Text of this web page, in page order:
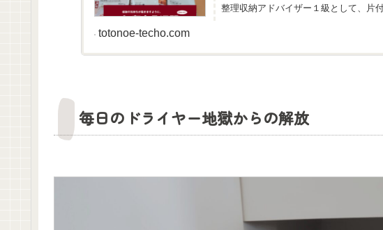
整理収納アドバイザー１級として、片
totonoe-techo.com
毎日のドライヤー地獄からの解放